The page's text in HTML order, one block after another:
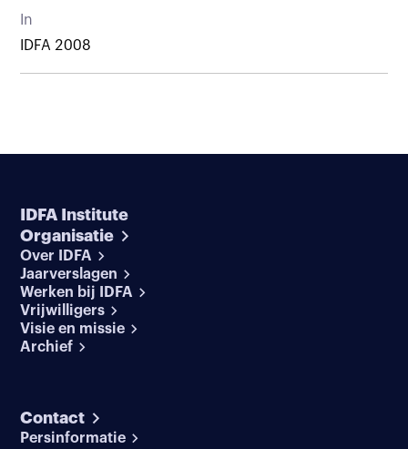
In
IDFA 2008
IDFA Institute
Organisatie
Over IDFA
Jaarverslagen
Werken bij IDFA
Vrijwilligers
Visie en missie
Archief
Contact
Persinformatie